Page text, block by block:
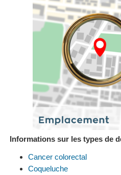
Informations sur les types de
Cancer colorectal
Coqueluche